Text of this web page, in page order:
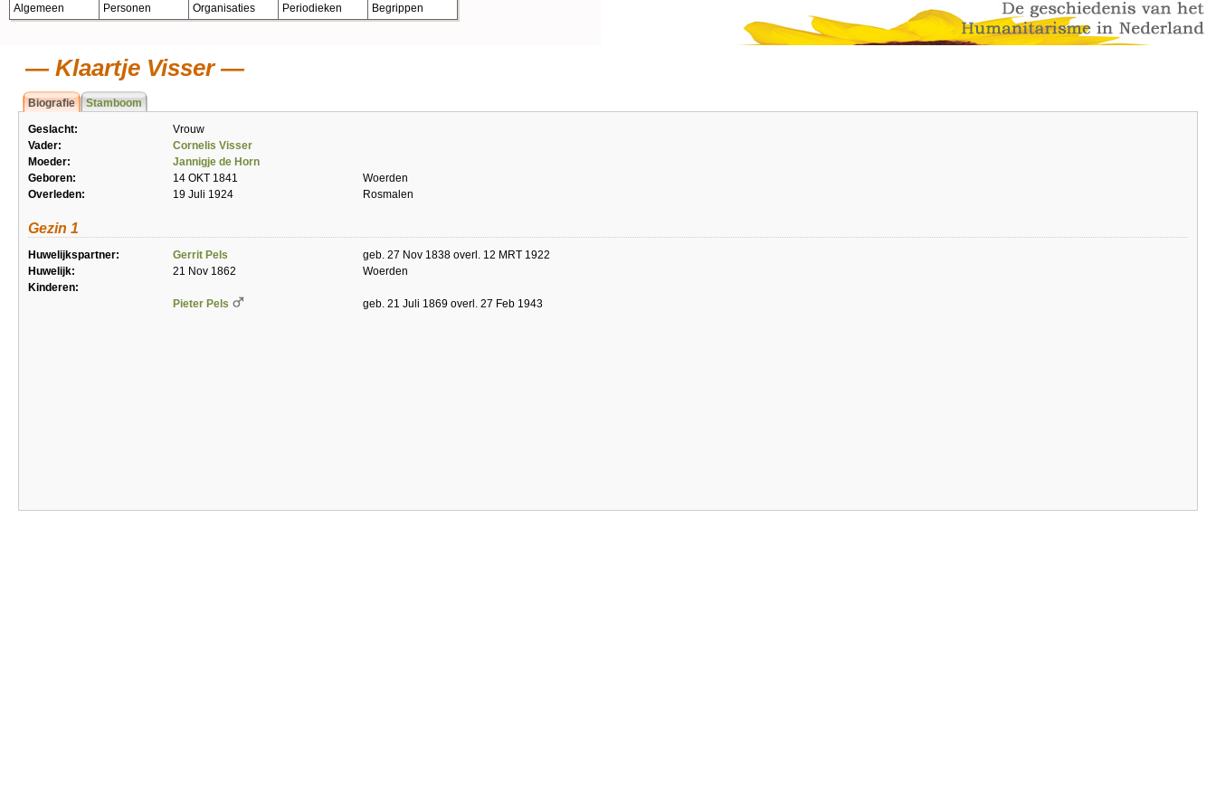
Algemeen Personen Organisaties Periodieken Begrippen
Klaartje Visser
Biografie Stamboom
Geslacht:
Vrouw
Vader:
Cornelis Visser
Moeder:
Jannigje de Horn
Geboren:
14 OKT 1841
Woerden
Overleden:
19 Juli 1924 Rosmalen
Gezin 1
Huwelijkspartner: Gerrit Pels
geb. 27 Nov 1838 overl. 12 MRT 1922
Huwelijk:
21 Nov 1862
Woerden
Kinderen:
Pieter Pels
geb. 21 Juli 1869 overl. 27 Feb 1943